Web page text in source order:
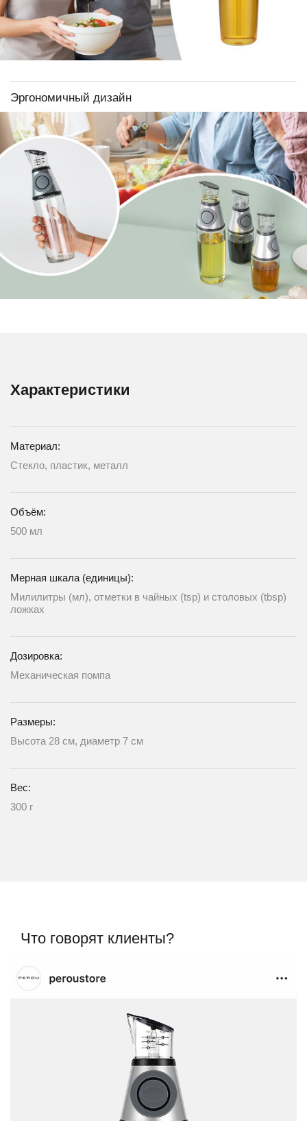
Эргономичный дизайн
Характеристики
Материал:
Стекло, пластик, металл
Объём:
500 мл
Мерная шкала (единицы):
Милилитры (мл), отметки в чайных (tsp) и столовых (tbsp)
ложках
Дозировка:
Механическая помпа
Размеры:
Высота 28 см, диаметр 7 см
Вес:
300 г
Что говорят клиенты?